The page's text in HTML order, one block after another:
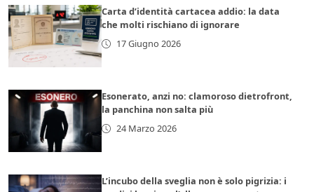
Carta d’identità cartacea addio: la data
che molti rischiano di ignorare
17 Giugno 2026
Esonerato, anzi no: clamoroso dietrofront,
la panchina non salta più
24 Marzo 2026
L’incubo della sveglia non è solo pigrizia: i